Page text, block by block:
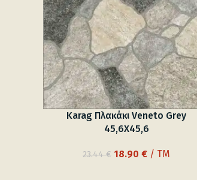
Karag Πλακάκι Veneto Grey
45,6X45,6
23.44€ Original
18.90 €Η/ TM